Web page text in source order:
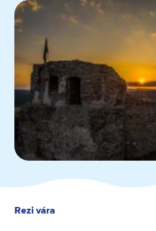
Rezi vára